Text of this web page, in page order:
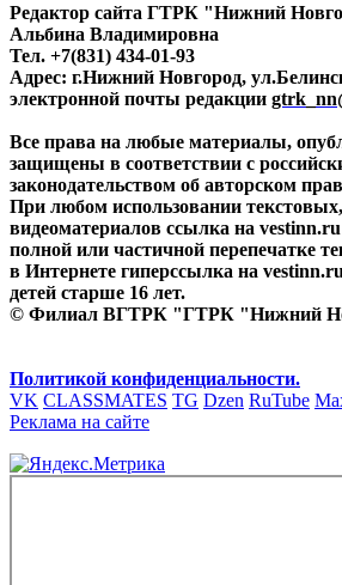
Редактор сайта ГТРК "Нижний
Альбина Владимировна
Тел. +7(831) 434-01-93
Адрес: г.Нижний Новгород,
электронной почты редакции
Все права на любые материалы,
защищены в соответствии с
законодательством об авторском
При любом использовании
видеоматериалов ссылка на
полной или частичной перепечатке
в Интернете гиперссылка на
детей старше 16 лет.
© Филиал ВГТРК "ГТРК "Нижний
Политикой конфиденциальности.
VK CLASSMATES TG Dzen RuTube
Реклама на сайте